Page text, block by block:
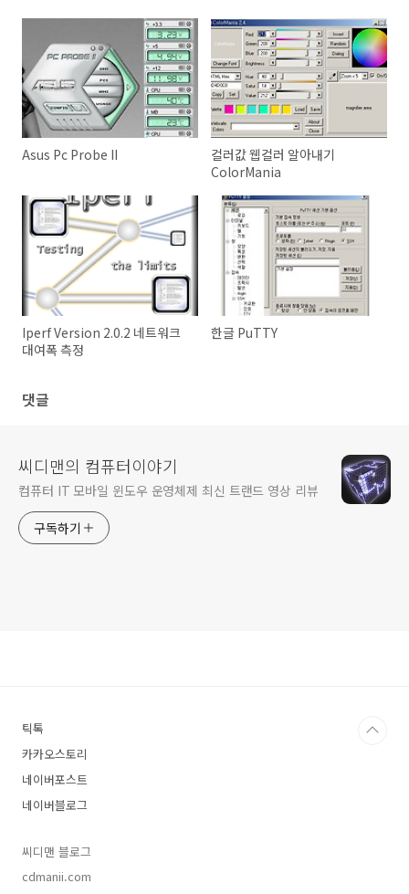
Asus Pc Probe II
컬러값 웹컬러 알아내기
ColorMania
Iperf Version 2.0.2 네트워크
대여폭 측정
한글 PuTTY
댓글
씨디맨의 컴퓨터이야기
컴퓨터 IT 모바일 윈도우 운영체제 최신 트랜드 영상 리뷰
구독하기
틱톡
카카오스토리
네이버포스트
네이버블로그
씨디맨 블로그
cdmanii.com